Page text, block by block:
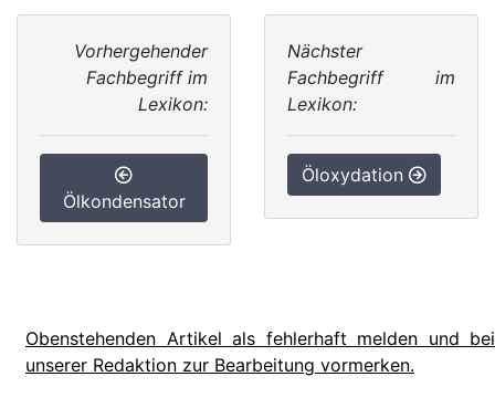
Vorhergehender
Fachbegriff im
Lexikon:
Ölkondensator
Nächster
Fachbegriff im
Lexikon:
Öloxydation
Obenstehenden Artikel als fehlerhaft melden und bei
unserer Redaktion zur Bearbeitung vormerken.